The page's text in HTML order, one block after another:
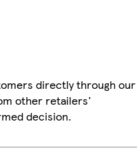
directly through our
other retailers'
decision.